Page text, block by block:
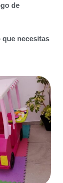
de
necesitas